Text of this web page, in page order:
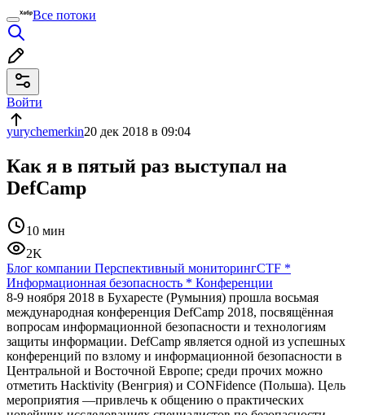
Все потоки
Войти
yurychemerkin20 дек 2018 в 09:04
Как я в пятый раз выступал на
DefCamp
10 мин
2K
Блог компании Перспективный мониторингCTF *
Информационная безопасность * Конференции
8-9 ноября 2018 в Бухаресте (Румыния) прошла восьмая
международная конференция DefCamp 2018, посвящённая
вопросам информационной безопасности и технологиям
защиты информации. DefCamp является одной из успешных
конференций по взлому и информационной безопасности в
Центральной и Восточной Европе; среди прочих можно
отметить Hacktivity (Венгрия) и CONFidence (Польша). Цель
мероприятия —привлечь к общению о практических